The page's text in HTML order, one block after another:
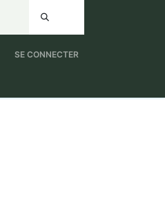
SE CONNECTER